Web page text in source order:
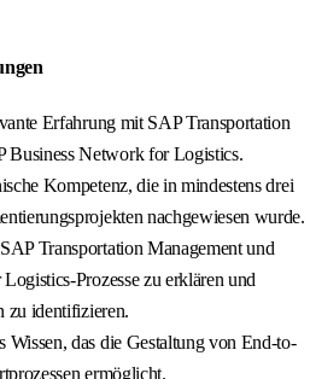
Erfahrung mit SAP Transportation
Business Network for Logistics.
Kompetenz, die in mindestens drei
nachgewiesen wurde.
Transportation Management und
Prozesse zu erklären und
zu identifizieren.
Wissen, das die Gestaltung von End-to-
ermöglicht.